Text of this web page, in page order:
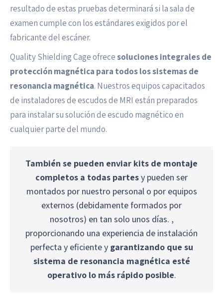
resultado de estas pruebas determinará si la sala de
examen cumple con los estándares exigidos por el
fabricante del escáner.
Quality Shielding Cage ofrecesoluciones integrales de
protección magnética para todos los sistemas de
resonancia magnética. Nuestros equipos capacitados
de instaladores de escudos de MRI están preparados
para instalar su solución de escudo magnético en
cualquier parte del mundo.
También se pueden enviar kits de montaje
completos a todas partesy pueden ser
montados por nuestro personal o por equipos
externos (debidamente formados por
nosotros) en tan solo unos días. ,
proporcionando una experiencia de instalación
perfecta y eficiente y garantizando que su
sistema de resonancia magnética esté
operativo lo más rápido posible.